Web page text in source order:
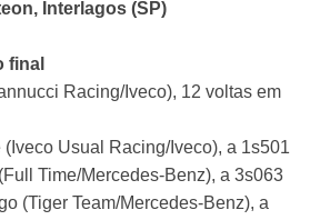
Interlagos (SP)
final
Racing/Iveco), 12 voltas em
(Iveco Usual Racing/Iveco), a 1s501
Time/Mercedes-Benz), a 3s063
(Tiger Team/Mercedes-Benz), a